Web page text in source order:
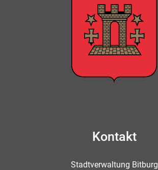
Kontakt
Stadtverwaltung Bitburg